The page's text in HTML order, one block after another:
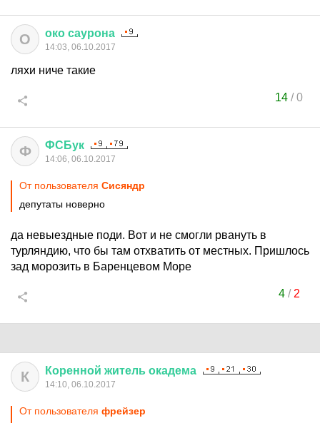
О око саурона
14:03, 06.10.2017
ляхи ниче такие
14 /0
Ф ФСБук
14:06, 06.10.2017
От пользователя Сисяндр
депутаты новерно
да невыездные поди. Вот и не смогли рвануть в
турляндию, что бы там отхватить от местных. Пришлось
зад морозить в Баренцевом Море
4/ 2
К Коренной житель окадема
14:10, 06.10.2017
От пользователя фрейзер